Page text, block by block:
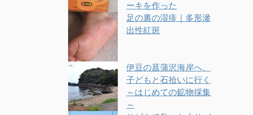
ーキを作った
足の裏の湿疹｜多形滲
出性紅斑
伊豆の菖蒲沢海岸へ、
子どもと石拾いに行く
～はじめての鉱物採集
～